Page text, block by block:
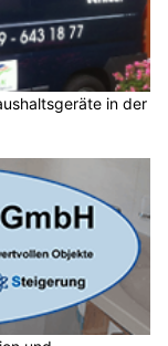
in der